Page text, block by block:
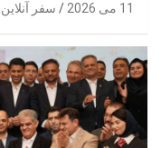
11 می 2026 سفر آنلاین